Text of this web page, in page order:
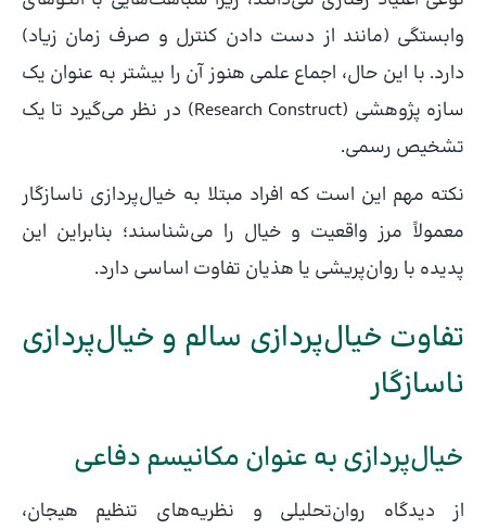
وابستگی (مانند از دست دادن کنترل و صرف زمان زیاد)
دارد. با این حال، اجماع علمی هنوز آن را بیشتر به عنوان یک
سازه پژوهشی (Research Construct) در نظر می‌گیرد تا یک
تشخیص رسمی.
نکته مهم این است که افراد مبتلا به خیال‌پردازی ناسازگار
معمولاً مرز واقعیت و خیال را می‌شناسند؛ بنابراین این
پدیده با روان‌پریشی یا هذیان تفاوت اساسی دارد.
تفاوت خیال‌پردازی سالم و خیال‌پردازی
ناسازگار
خیال‌پردازی به عنوان مکانیسم دفاعی
از دیدگاه روان‌تحلیلی و نظریه‌های تنظیم هیجان،